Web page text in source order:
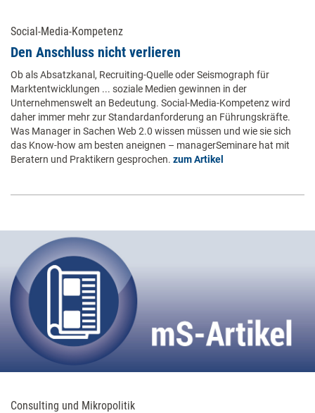
Social-Media-Kompetenz
Den Anschluss nicht verlieren
Ob als Absatzkanal, Recruiting-Quelle oder Seismograph für
Marktentwicklungen ... soziale Medien gewinnen in der
Unternehmenswelt an Bedeutung. Social-Media-Kompetenz wird
daher immer mehr zur Standardanforderung an Führungskräfte.
Was Manager in Sachen Web 2.0 wissen müssen und wie sie sich
das Know-how am besten aneignen – managerSeminare hat mit
Beratern und Praktikern gesprochen. zum Artikel
Consulting und Mikropolitik